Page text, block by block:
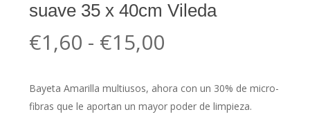
suave 35 x 40cm Vileda
€1,60 - €15,00Rango
precios:
desde
Bayeta Amarilla multiusos, ahora con un 30% de micro-
fibras que le aportan un mayor poder de limpieza.